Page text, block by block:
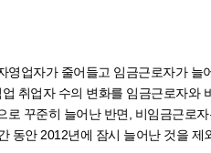
업자가 줄어들고 임금근로자가 늘
취업자 수의 변화를 임금근로자와
꾸준히 늘어난 반면, 비임금근로
동안 2012년에 잠시 늘어난 것을 제